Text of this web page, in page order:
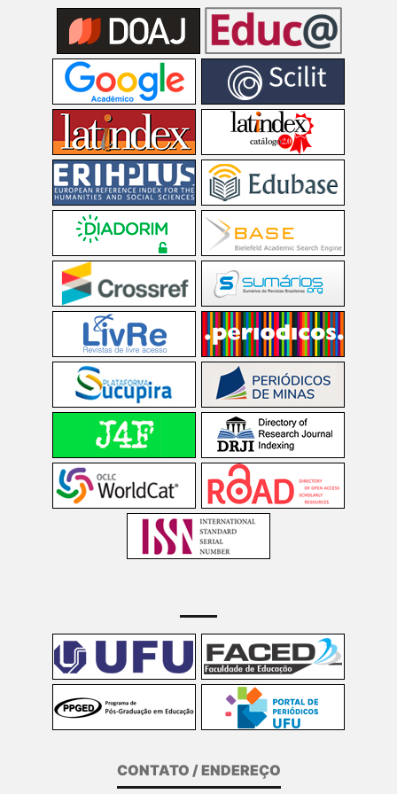
CONTATO / ENDEREÇO